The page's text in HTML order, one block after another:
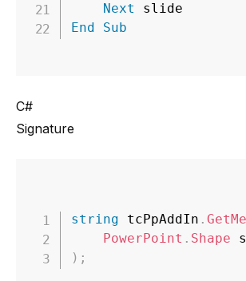
Next
End
Sub
C#
Signature
string tcPpAddIn .
PowerPoint . Shape
) ;